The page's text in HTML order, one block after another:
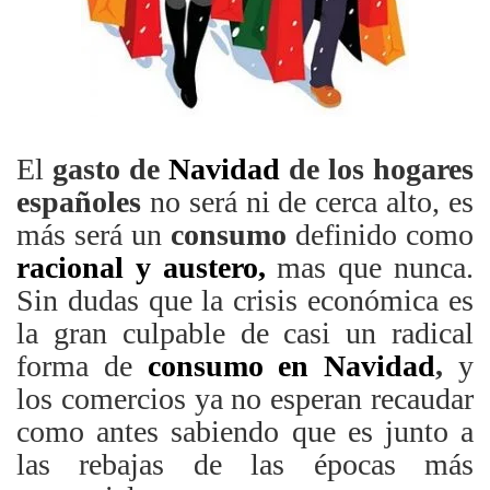
El gasto de Navidad de los hogares
españoles no será ni de cerca alto, es
más será un consumo definido como
racional y austero, mas que nunca.
Sin dudas que la crisis económica es
la gran culpable de casi un radical
forma de consumo en Navidad, y
los comercios ya no esperan recaudar
como antes sabiendo que es junto a
las rebajas de las épocas más